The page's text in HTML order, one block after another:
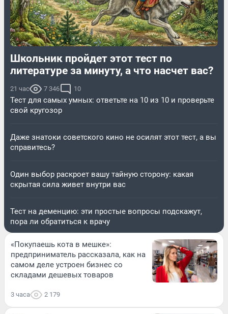
Школьник пройдет этот тест по
литературе за минуту, а что насчет вас?
21 час 7 346 10
Тест для самых умных: ответьте на 10 из 10 и проверьте
свой кругозор
Даже знатоки советского кино не осилят этот тест, а вы
справитесь?
Один выбор раскроет вашу тайную сторону: какая
скрытая сила живет внутри вас
Тест на деменцию: эти простые вопросы подскажут,
пора ли обратиться к врачу
«Покупаешь кота в мешке»:
предприниматель рассказала, как на
самом деле устроен бизнес со
складами дешевых товаров
3 часа 2 179